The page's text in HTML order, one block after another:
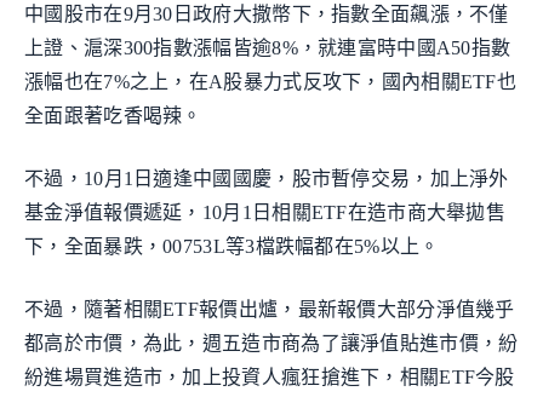
中國股市在9月30日政府大撒幣下，指數全面飆漲，不僅
上證、滬深300指數漲幅皆逾8%，就連富時中國A50指數
漲幅也在7%之上，在A股暴力式反攻下，國內相關ETF也
全面跟著吃香喝辣。
不過，10月1日適逢中國國慶，股市暫停交易，加上淨外
基金淨值報價遞延，10月1日相關ETF在造市商大舉拋售
下，全面暴跌，00753L等3檔跌幅都在5%以上。
不過，隨著相關ETF報價出爐，最新報價大部分淨值幾乎
都高於市價，為此，週五造市商為了讓淨值貼進市價，紛
紛進場買進造市，加上投資人瘋狂搶進下，相關ETF今股